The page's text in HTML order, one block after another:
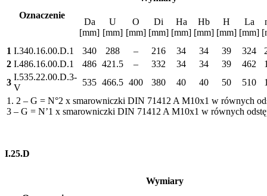
Oznaczenie
Da
[mm]
U
[mm]
O
[mm]
Di
[mm]
Ha
[mm]
Hb
[mm]
H
[mm]
La
[mm]
1 I.340.16.00.D.1 340 288 – 216 34 34 39 324
2 I.486.16.00.D.1 486 421.5 – 332 34 34 39 462
3
I.535.22.00.D.3-
V
535 466.5 400 380 40 40 50 510
1. 2 – G = N°2 x smarowniczki DIN 71412 A M10x1 w równych
3 – G = N’1 x smarowniczki DIN 71412 A M10x1 w równych
I.25.D
Wymiary